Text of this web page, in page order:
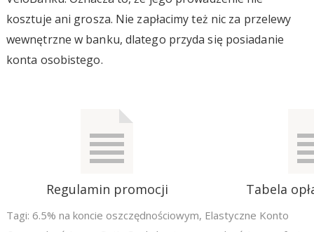
kosztuje ani grosza. Nie zapłacimy też nic za przelewy
wewnętrzne w banku, dlatego przyda się posiadanie
konta osobistego.
Regulamin promocji Tabela
Tagi: 6.5% na koncie oszczędnościowym, Elastyczne Konto